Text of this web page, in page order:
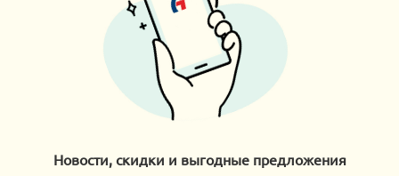
Новости, скидки и выгодные предложения